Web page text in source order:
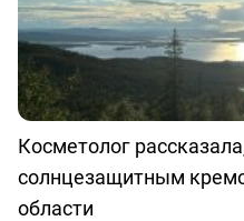
Косметолог
солнцезащитным
области